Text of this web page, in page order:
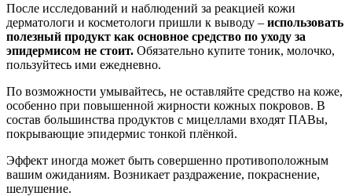
После исследований и наблюдений за реакцией кожи
дерматологи и косметологи пришли к выводу – использовать
полезный продукт как основное средство по уходу за
эпидермисом не стоит. Обязательно купите тоник, молочко,
пользуйтесь ими ежедневно.
По возможности умывайтесь, не оставляйте средство на коже,
особенно при повышенной жирности кожных покровов. В
состав большинства продуктов с мицеллами входят ПАВы,
покрывающие эпидермис тонкой плёнкой.
Эффект иногда может быть совершенно противоположным
вашим ожиданиям. Возникает раздражение, покраснение,
шелушение.